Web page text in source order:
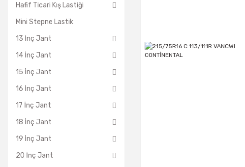
Hafif Ticari Kış Lastiği
Mini Stepne Lastik
13 İnç Jant
14 İnç Jant
15 İnç Jant
16 İnç Jant
17 İnç Jant
18 İnç Jant
19 İnç Jant
20 İnç Jant